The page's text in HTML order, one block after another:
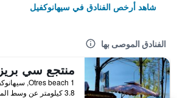
شاهد أرخص الفنادق في سيهانوكفيل
الفنادق الموصى بها
منتجع سي بريز
3.8 كيلومتر عن وسط المدينة